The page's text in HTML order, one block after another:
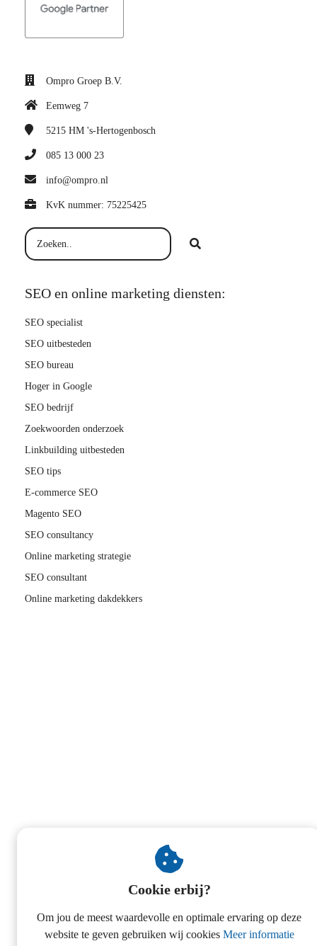
Ompro Groep B.V.
Eemweg 7
5215 HM 's-Hertogenbosch
085 13 000 23
info@ompro.nl
KvK nummer: 75225425
SEO en online marketing diensten:
SEO specialist
SEO uitbesteden
SEO bureau
Hoger in Google
SEO bedrijf
Zoekwoorden onderzoek
Linkbuilding uitbesteden
SEO tips
E-commerce SEO
Magento SEO
SEO consultancy
Online marketing strategie
SEO consultant
Online marketing dakdekkers
Cookie erbij?
Om jou de meest waardevolle en optimale ervaring op deze
website te geven gebruiken wij cookies Meer informatie